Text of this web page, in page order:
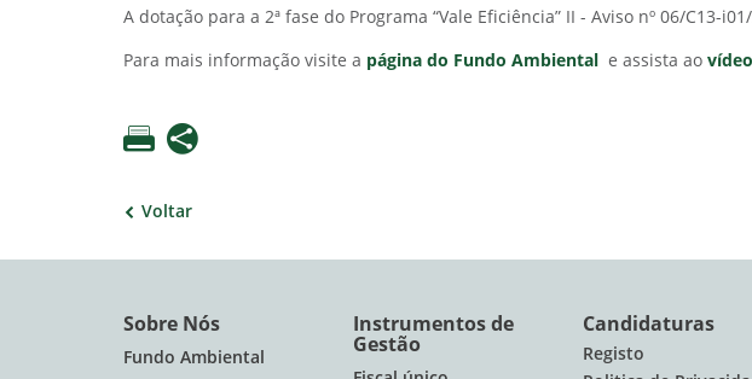
A dotação para a 2ª fase do Programa “Vale Eficiência” II - Aviso nº 06/C13-
Para mais informação visite a página do Fundo Ambiental e assista ao
Voltar
Sobre Nós
Fundo Ambiental
Instrumentos de
Gestão
Candidaturas
Registo